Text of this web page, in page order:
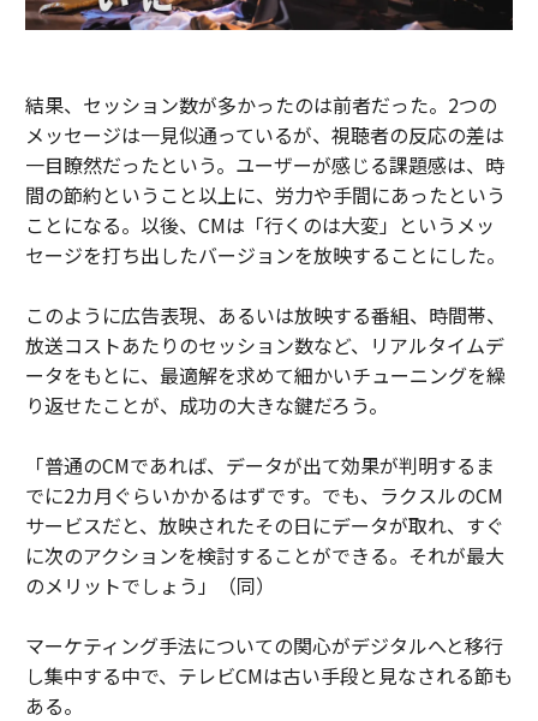
結果、セッション数が多かったのは前者だった。2つの
メッセージは一見似通っているが、視聴者の反応の差は
一目瞭然だったという。ユーザーが感じる課題感は、時
間の節約ということ以上に、労力や手間にあったという
ことになる。以後、CMは「行くのは大変」というメッ
セージを打ち出したバージョンを放映することにした。
このように広告表現、あるいは放映する番組、時間帯、
放送コストあたりのセッション数など、リアルタイムデ
ータをもとに、最適解を求めて細かいチューニングを繰
り返せたことが、成功の大きな鍵だろう。
「普通のCMであれば、データが出て効果が判明するま
でに2カ月ぐらいかかるはずです。でも、ラクスルのCM
サービスだと、放映されたその日にデータが取れ、すぐ
に次のアクションを検討することができる。それが最大
のメリットでしょう」（同）
マーケティング手法についての関心がデジタルへと移行
し集中する中で、テレビCMは古い手段と見なされる節も
ある。